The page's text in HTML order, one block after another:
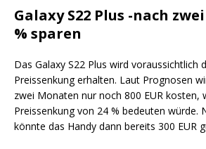
GalaxyS22 Plus -nach
% sparen
Das Galaxy S22 Plus wird voraussichtlich
Preissenkung erhalten. Laut Prognosen
zwei Monaten nur noch 800 EUR kosten,
Preissenkung von 24 % bedeuten würde.
könnte das Handy dann bereits 300 EUR